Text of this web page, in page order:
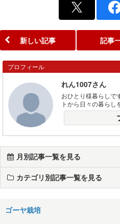
新しい記事 記事
プロフィール
れん1007さん
おひとり様暮らしで
トから日々の暮らし
月別記事一覧を見る
カテゴリ別記事一覧を見る
ゴーヤ栽培